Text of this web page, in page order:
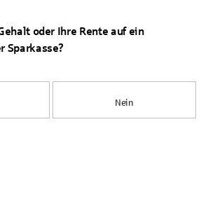
oder Ihre Rente auf ein
Sparkasse?
Nein